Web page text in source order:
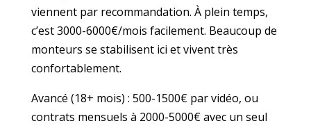
viennent par recommandation. À plein temps,
c’est 3000-6000€/mois facilement. Beaucoup de
monteurs se stabilisent ici et vivent très
confortablement.
Avancé (18+ mois) : 500-1500€ par vidéo, ou
contrats mensuels à 2000-5000€ avec un seul